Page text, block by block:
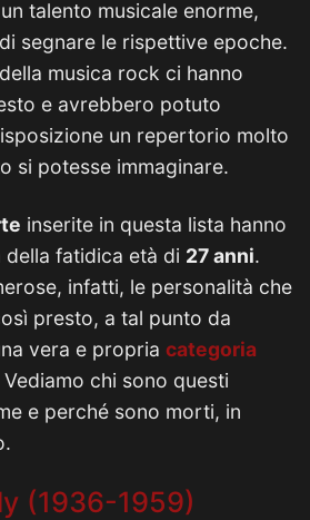
talento musicale enorme,
segnare le rispettive epoche.
musica rock ci hanno
e avrebbero potuto
un repertorio molto
si potesse immaginare.
inserite in questa lista hanno
fatidica età di 27 anni.
infatti, le personalità che
presto, a tal punto da
vera e propria categoria
Vediamo chi sono questi
e perché sono morti, in
(1936-1959)